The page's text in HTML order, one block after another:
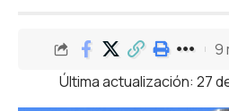
Última actualización: 27
9